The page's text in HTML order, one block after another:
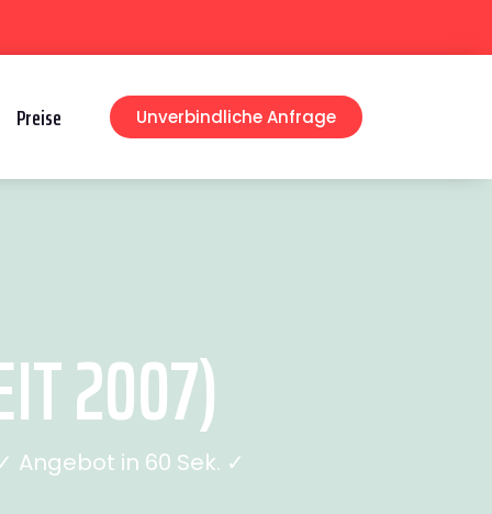
Preise Unverbindliche Anfrage
2007)
Angebot in 60 Sek. ✓